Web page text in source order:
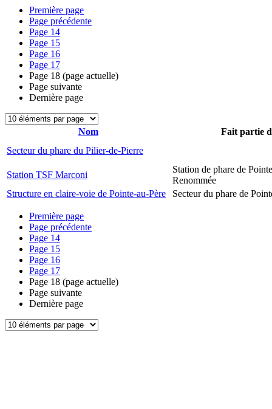
Première page
Page précédente
Page 14
Page 15
Page 16
Page 17
Page 18 (page actuelle)
Page suivante
Dernière page
Nom
Fait partie
Secteur du phare du Pilier-de-Pierre
Station TSF Marconi
Station de phare de
Renommée
Structure en claire-voie de Pointe-au-Père
Secteur du phare de
Première page
Page précédente
Page 14
Page 15
Page 16
Page 17
Page 18 (page actuelle)
Page suivante
Dernière page